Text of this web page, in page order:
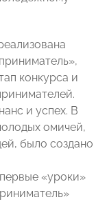
конкурса и
и успех. В
омичей,
было создано
«уроки»